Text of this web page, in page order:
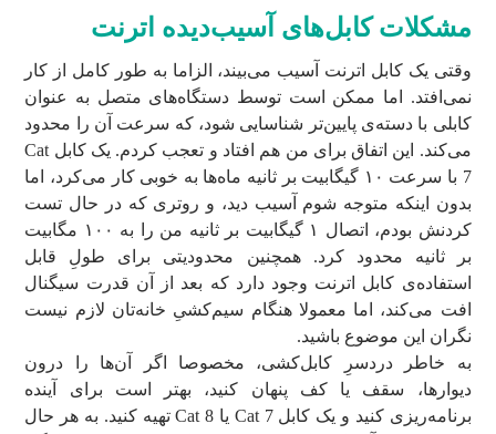
مشکلات کابل‌های آسیب‌دیده اترنت
وقتی یک کابل اترنت آسیب می‌بیند، الزاما به طور کامل از کار
نمی‌افتد. اما ممکن است توسط دستگاه‌های متصل به عنوان
کابلی با دسته‌ی پایین‌تر شناسایی شود، که سرعت آن را محدود
می‌کند. این اتفاق برای من هم افتاد و تعجب کردم. یک کابل Cat
7 با سرعت ۱۰ گیگابیت بر ثانیه ماه‌ها به خوبی کار می‌کرد، اما
بدون اینکه متوجه شوم آسیب دید، و روتری که در حال تست
کردنش بودم، اتصال ۱ گیگابیت بر ثانیه من را به ۱۰۰ مگابیت
بر ثانیه محدود کرد. همچنین محدودیتی برای طولِ قابل
استفاده‌ی کابل اترنت وجود دارد که بعد از آن قدرت سیگنال
افت می‌کند، اما معمولا هنگام سیم‌کشیِ خانه‌تان لازم نیست
نگران این موضوع باشید.
به خاطر دردسرِ کابل‌کشی، مخصوصا اگر آن‌ها را درون
دیوارها، سقف یا کف پنهان کنید، بهتر است برای آینده
برنامه‌ریزی کنید و یک کابل Cat 7 یا Cat 8 تهیه کنید. به هر حال